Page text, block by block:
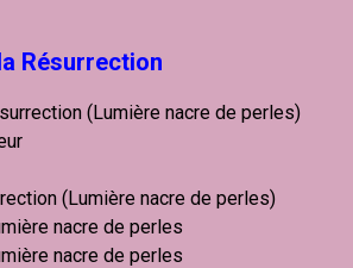
Résurrection
(Lumière nacre de perles)
(Lumière nacre de perles)
nacre de perles
nacre de perles